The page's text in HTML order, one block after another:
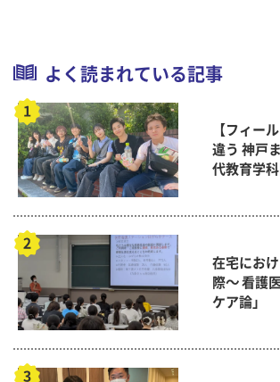
よく読まれている記事
【フィー
違う 神戸
代教育学
在宅にお
際～ 看護
ケア論」